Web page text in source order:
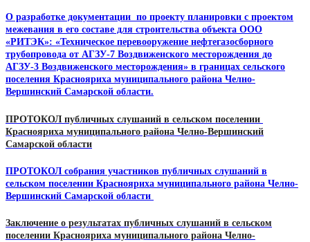
О разработке документации по проекту планировки с проектом
межевания в его составе для строительства объекта ООО
«РИТЭК»: «Техническое перевооружение нефтегазосборного
трубопровода от АГЗУ-7 Воздвиженского месторождения до
АГЗУ-3 Воздвиженского месторождения» в границах сельского
поселения Краснояриха муниципального района Челно-
Вершинский Самарской области.
ПРОТОКОЛ публичных слушаний в сельском поселении
Краснояриха муниципального района Челно-Вершинский
Самарской области
ПРОТОКОЛ собрания участников публичных слушаний в
сельском поселении Краснояриха муниципального района Челно-
Вершинский Самарской области
Заключение о результатах публичных слушаний в сельском
поселении Краснояриха муниципального района Челно-